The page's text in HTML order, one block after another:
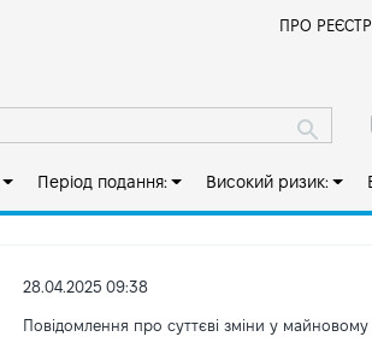
ПРО РЕЄСТР
Період подання: Високий ризик:
28.04.2025 09:38
Повідомлення про суттєві зміни у майновому